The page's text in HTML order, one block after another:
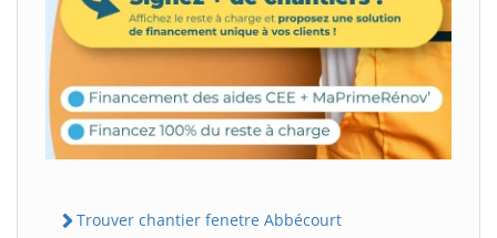
Trouver chantier fenetre Abbécourt